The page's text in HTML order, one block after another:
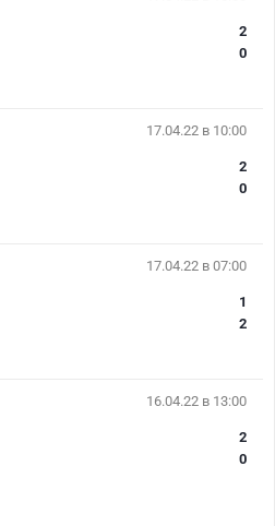
2
0
17.04.22 в 10:00
2
0
17.04.22 в 07:00
1
2
16.04.22 в 13:00
2
0